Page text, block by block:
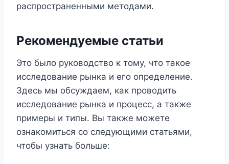
распространенными методами.
Рекомендуемые статьи
Это было руководство к тому, что такое
исследование рынка и его определение.
Здесь мы обсуждаем, как проводить
исследование рынка и процесс, а также
примеры и типы. Вы также можете
ознакомиться со следующими статьями,
чтобы узнать больше: